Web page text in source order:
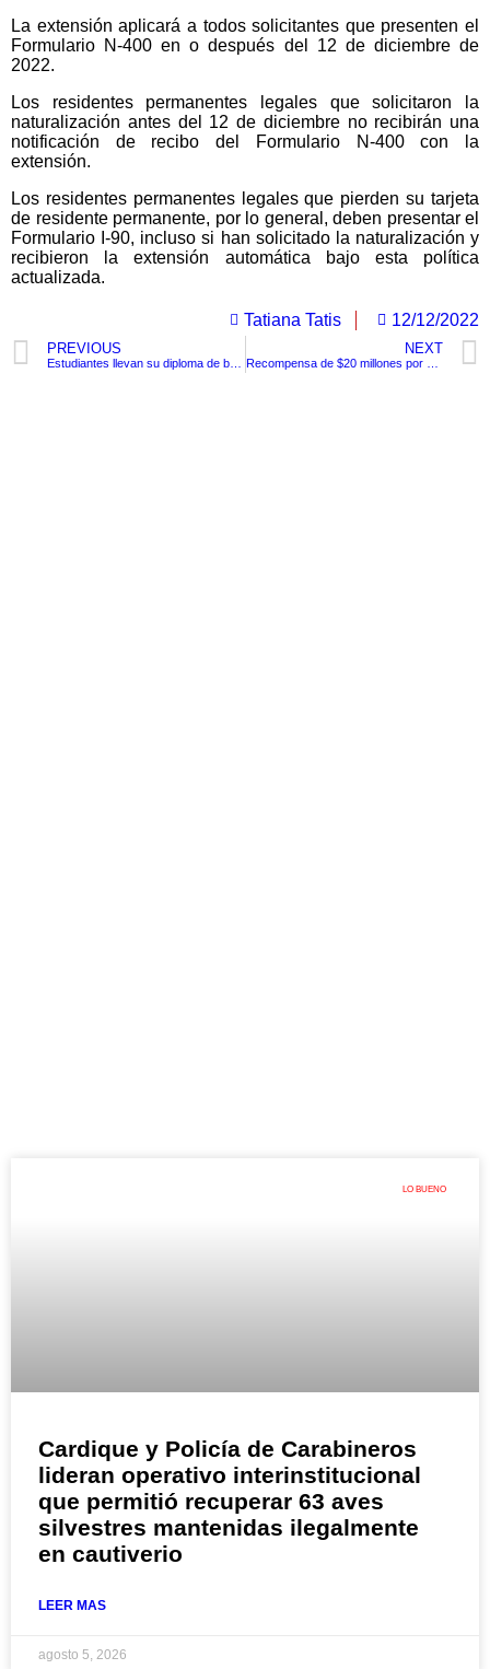
La extensión aplicará a todos solicitantes que presenten el
Formulario N-400 en o después del 12 de diciembre de
2022.
Los residentes permanentes legales que solicitaron la
naturalización antes del 12 de diciembre no recibirán una
notificación de recibo del Formulario N-400 con la
extensión.
Los residentes permanentes legales que pierden su tarjeta
de residente permanente, por lo general, deben presentar el
Formulario I-90, incluso si han solicitado la naturalización y
recibieron la extensión automática bajo esta política
actualizada.
Tatiana Tatis 12/12/2022
PREVIOUS NEXT
LO BUENO
Cardique y Policía de Carabineros
lideran operativo interinstitucional
que permitió recuperar 63 aves
silvestres mantenidas ilegalmente
en cautiverio
LEER MAS
agosto 5, 2026